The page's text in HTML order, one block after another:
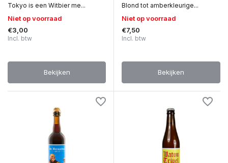
Tokyo is een Witbier me...
Niet op voorraad
€3,00
Incl. btw
Bekijken
Blond tot amberkleurige...
Niet op voorraad
€7,50
Incl. btw
Bekijken